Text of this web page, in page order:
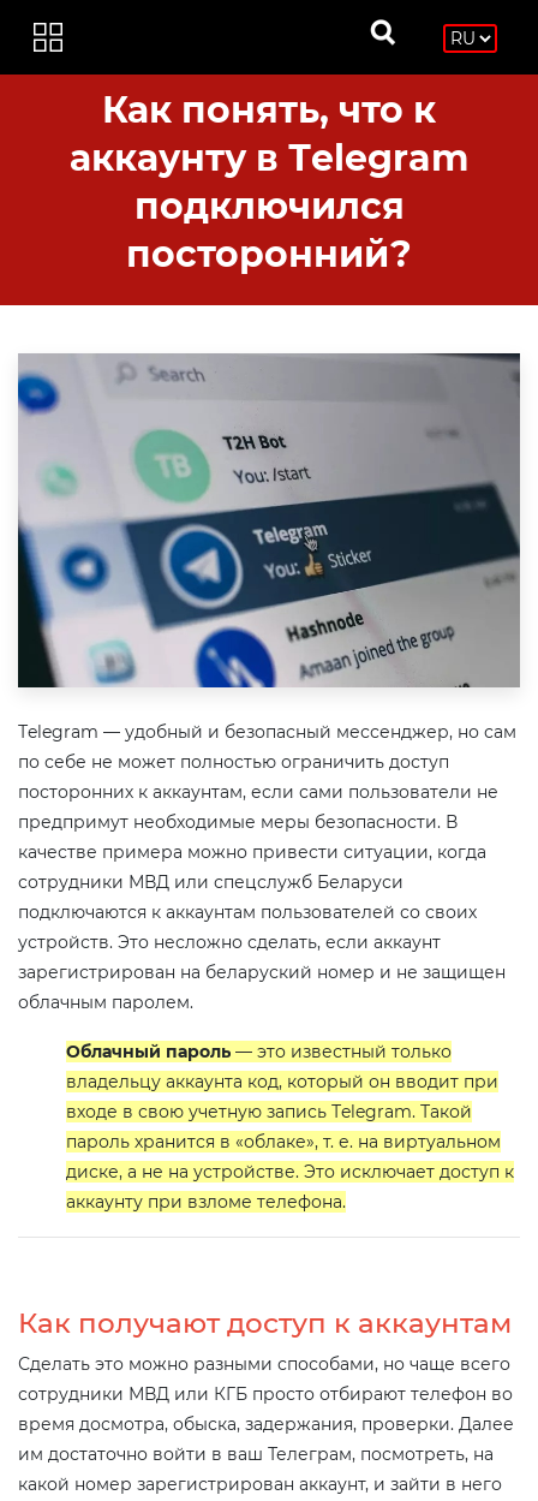
Как понять, что к
аккаунту в Тelegram
подключился
посторонний?
Тelegram — удобный и безопасный мессенджер, но сам
по себе не может полностью ограничить доступ
посторонних к аккаунтам, если сами пользователи не
предпримут необходимые меры безопасности. В
качестве примера можно привести ситуации, когда
сотрудники МВД или спецслужб Беларуси
подключаются к аккаунтам пользователей со своих
устройств. Это несложно сделать, если аккаунт
зарегистрирован на беларуский номер и не защищен
облачным паролем.
Облачный пароль — это известный только
владельцу аккаунта код, который он вводит при
входе в свою учетную запись Тelegram. Такой
пароль хранится в «облаке», т. е. на виртуальном
диске, а не на устройстве. Это исключает доступ к
аккаунту при взломе телефона.
Как получают доступ к аккаунтам
Сделать это можно разными способами, но чаще всего
сотрудники МВД или КГБ просто отбирают телефон во
время досмотра, обыска, задержания, проверки. Далее
им достаточно войти в ваш Телеграм, посмотреть, на
какой номер зарегистрирован аккаунт, и зайти в него